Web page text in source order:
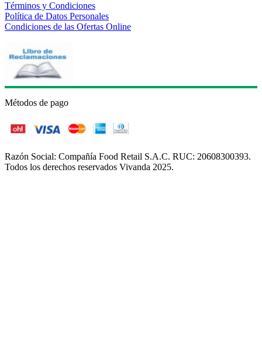
Términos y Condiciones
Política de Datos Personales
Condiciones de las Ofertas Online
Métodos de pago
Razón Social: Compañía Food Retail S.A.C. RUC: 20608300393.
Todos los derechos reservados Vivanda 2025.